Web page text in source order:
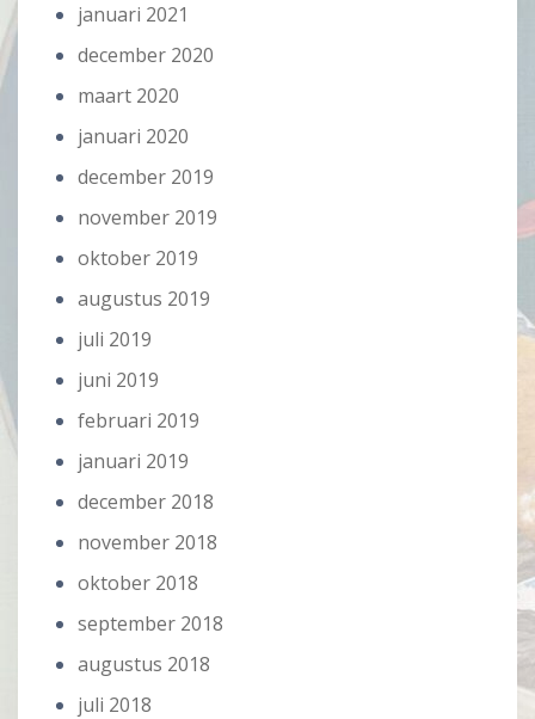
januari 2021
december 2020
maart 2020
januari 2020
december 2019
november 2019
oktober 2019
augustus 2019
juli 2019
juni 2019
februari 2019
januari 2019
december 2018
november 2018
oktober 2018
september 2018
augustus 2018
juli 2018